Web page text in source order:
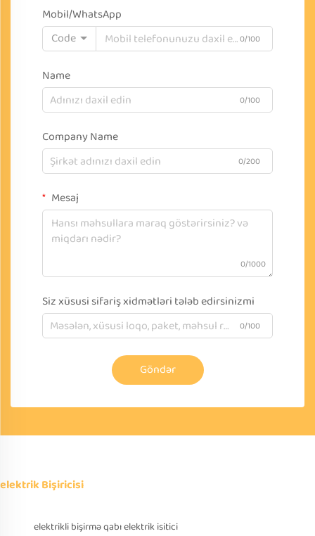
Mobil/WhatsApp
Code
0/100
Name
0/100
Company Name
0/200
Mesaj
0/1000
Siz xüsusi sifariş xidmətləri tələb edirsinizmi
0/100
Göndər
elektrik Bişiricisi
elektrikli bişirmə qabı elektrik isitici